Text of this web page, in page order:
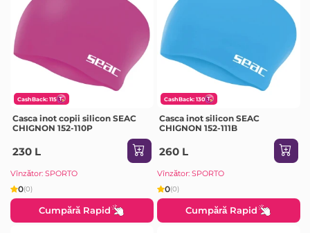
CashBack: 115
Casca inot copii silicon SEAC
CHIGNON 152-110P
230 L
Vînzător: SPORTO
0(0)
Cumpără Rapid
CashBack: 130
Casca inot silicon SEAC
CHIGNON 152-111B
260 L
Vînzător: SPORTO
0(0)
Cumpără Rapid